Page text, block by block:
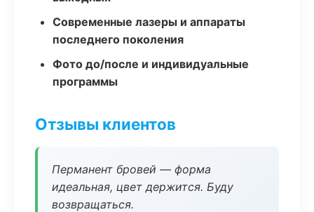
Современные лазеры и аппараты
последнего поколения
Фото до/после и индивидуальные
программы
Отзывы клиентов
Перманент бровей — форма
идеальная, цвет держится. Буду
возвращаться.